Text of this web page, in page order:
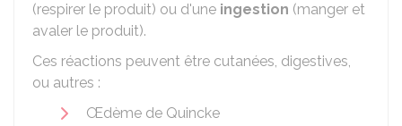
(respirer le produit) ou d'une ingestion (manger et
avaler le produit).
Ces réactions peuvent être cutanées, digestives,
ou autres :
Œdème de Quincke